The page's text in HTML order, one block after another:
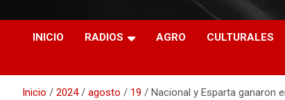
RO CONTENIDOS
INICIO RADIOS AGRO CULTURALES
Inicio 2024 agosto 19 Nacional y Esparta ganaron